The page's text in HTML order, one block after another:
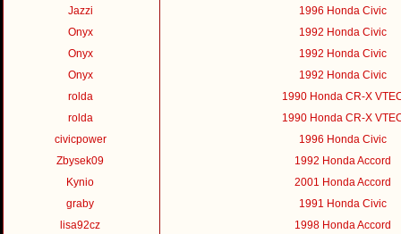
Jazzi
1996 Honda Civic
Onyx
1992 Honda Civic
Onyx
1992 Honda Civic
Onyx
1992 Honda Civic
rolda
1990 Honda CR-X
rolda
1990 Honda CR-X
civicpower
1996 Honda Civic
Zbysek09
1992 Honda Accord
Kynio
2001 Honda Accord
graby
1991 Honda Civic
lisa92cz
1998 Honda Accord